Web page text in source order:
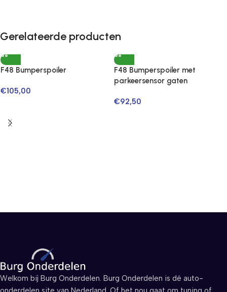
Gerelateerde producten
F48 Bumperspoiler
€105,00
F48 Bumperspoiler met
parkeersensor gaten
€92,50
Welkom bij Burg Onderdelen. Burg Onderdelen is dé auto-